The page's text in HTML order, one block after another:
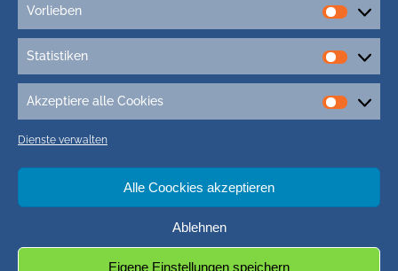
Vorlieben
Statistiken
Akzeptiere alle Cookies
Dienste verwalten
Alle Coockies akzeptieren
Ablehnen
Eigene Einstellungen speichern
3D-Druck
5G Friedrichstadt 5G Nordfriesland 5G St. Peter-Ording
Adler-Express Afrikanische Schweinepest (ASP)
alkohol und gesundheit Altgeräte Recycling
Amsinck-Haus